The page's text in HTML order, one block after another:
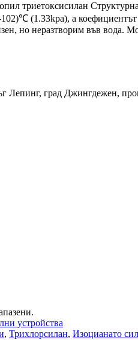
триетоксисилан
(1.33kpa), а
но неразтворим във вода.
Лепинг, град Джингдежен,
устройства
, Трихлорсилан, Изоцианато